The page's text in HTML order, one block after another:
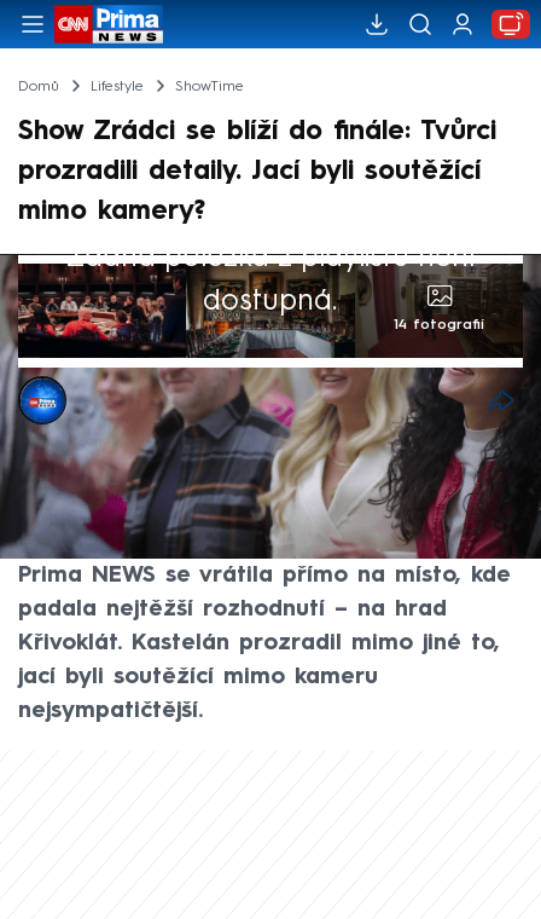
Domů Lifestyle ShowTime
Show Zrádci se blíží do finále: Tvůrci
prozradili detaily. Jací byli soutěžící
mimo kamery?
Žádná položka z playlistu není
dostupná.
14 fotografií
Karel Zídka
8. pro 2024, 06:28
Už jenom pár hodin a Česko se dozví, kdo
se stane vítězem reality show Zrádci, která
se blíží ke svému finále. Televize CNN
Prima NEWS se vrátila přímo na místo, kde
padala nejtěžší rozhodnutí – na hrad
Křivoklát. Kastelán prozradil mimo jiné to,
jací byli soutěžící mimo kameru
nejsympatičtější.